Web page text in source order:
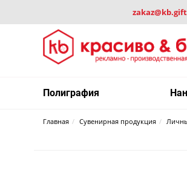
Полиграфия
Главная Сувенирная продукция